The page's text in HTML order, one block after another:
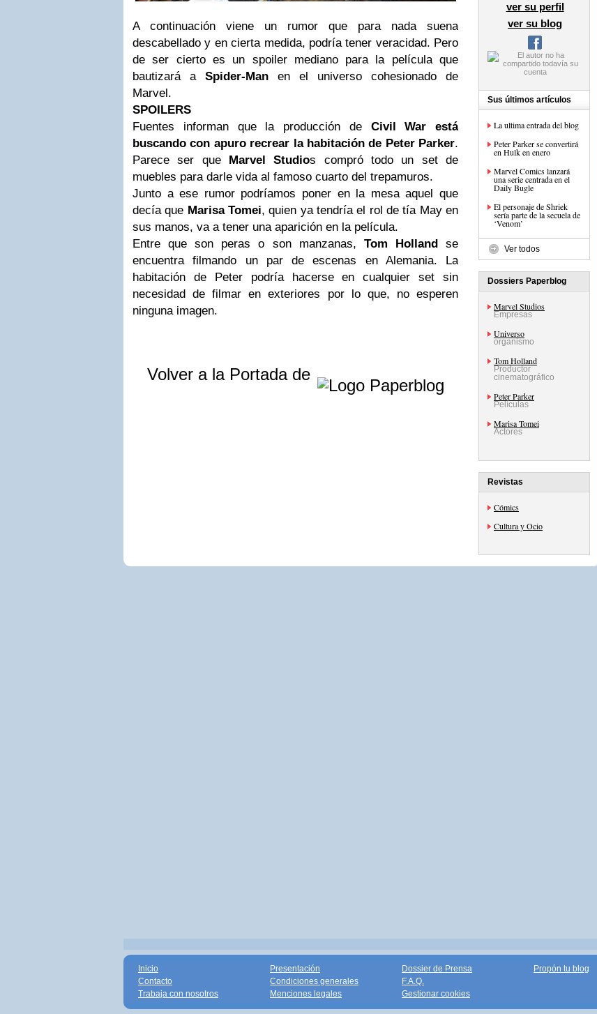
A continuación viene un rumor que para nada suena
descabellado y en cierta medida, podría tener veracidad. Pero
de ser cierto es un spoiler mediano para la película que
bautizará a Spider-Man en el universo cohesionado de
Marvel.
SPOILERS
Fuentes informan que la producción de Civil War está
buscando con apuro recrear la habitación de Peter Parker.
Parece ser que Marvel Studios compró todo un set de
muebles para darle vida al famoso cuarto del trepamuros.
Junto a ese rumor podríamos poner en la mesa aquel que
decía que Marisa Tomei, quien ya tendría el rol de tía May en
sus manos, va a tener una aparición en la película.
Entre que son peras o son manzanas, Tom Hollandse
encuentra filmando un par de escenas en Alemania. La
habitación de Peter podría hacerse en cualquier set sin
necesidad de filmar en exteriores por lo que, no esperen
ninguna imagen.
Volver a la Portada de
ver su perfil
ver su blog
Sus últimos artículos
La ultima entrada del blog
Peter Parker se convertirá
en Hulk en enero
Marvel Comics lanzará
una serie centrada en el
Daily Bugle
El personaje de Shriek
sería parte de la secuela de
‘Venom’
Ver todos
Dossiers Paperblog
Marvel Studios
Empresas
Universo
organismo
Tom Holland
Productor
cinematográfico
Peter Parker
Películas
Marisa Tomei
Actores
Revistas
Cómics
Cultura y Ocio
Inicio
Contacto
Trabaja con nosotros
Presentación
Condiciones generales
Menciones legales
Dossier de Prensa
F.A.Q.
Gestionar cookies
Propón tu blog